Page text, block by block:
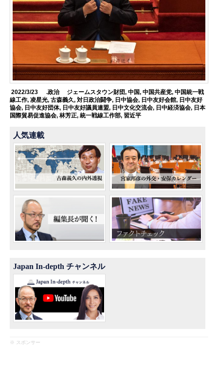
2022/3/23 .政治 ジェームスタウン財団, 中国, 中国共産党, 中国統一戦
線工作,凌星光,古森義久,対日政治闘争, 日中協会, 日中友好会館, 日中友好
協会, 日中友好団体, 日中友好議員連盟, 日中文化交流会, 日中経済協会, 日本
国際貿易促進協会,林芳正,統一戦線工作部,習近平
人気連載
Japan In-depth チャンネル
※ スポンサー